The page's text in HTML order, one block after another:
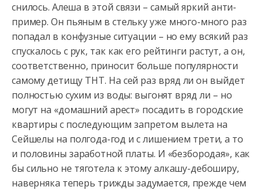
снилось. Алеша в этой связи – самый яркий анти-
пример. Он пьяным в стельку уже много-много раз
попадал в конфузные ситуации – но ему всякий раз
спускалось с рук, так как его рейтинги растут, а он,
соответственно, приносит больше популярности
самому детищу ТНТ. На сей раз вряд ли он выйдет
полностью сухим из воды: выгонят вряд ли – но
могут на «домашний арест» посадить в городские
квартиры с последующим запретом вылета на
Сейшелы на полгода-год и с лишением трети, а то
и половины заработной платы. И «безбородая», как
бы сильно не тяготела к этому алкашу-дебоширу,
наверняка теперь трижды задумается, прежде чем